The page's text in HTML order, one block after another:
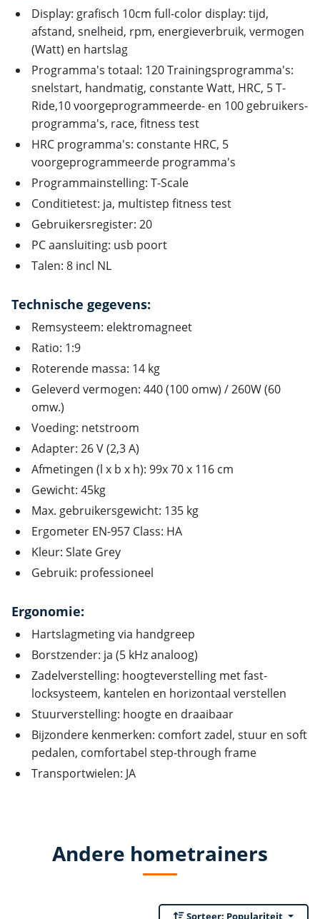
Display: grafisch 10cm full-color display: tijd,
afstand, snelheid, rpm, energieverbruik, vermogen
(Watt) en hartslag
Programma's totaal: 120 Trainingsprogramma's:
snelstart, handmatig, constante Watt, HRC, 5 T-
Ride,10 voorgeprogrammeerde- en 100 gebruikers-
programma's, race, fitness test
HRC programma's: constante HRC, 5
voorgeprogrammeerde programma's
Programmainstelling: T-Scale
Conditietest: ja, multistep fitness test
Gebruikersregister: 20
PC aansluiting: usb poort
Talen: 8 incl NL
Technische gegevens:
Remsysteem: elektromagneet
Ratio: 1:9
Roterende massa: 14 kg
Geleverd vermogen: 440 (100 omw) / 260W (60
omw.)
Voeding: netstroom
Adapter: 26 V (2,3 A)
Afmetingen (l x b x h): 99x 70 x 116 cm
Gewicht: 45kg
Max. gebruikersgewicht: 135 kg
Ergometer EN-957 Class: HA
Kleur: Slate Grey
Gebruik: professioneel
Ergonomie:
Hartslagmeting via handgreep
Borstzender: ja (5 kHz analoog)
Zadelverstelling: hoogteverstelling met fast-
locksysteem, kantelen en horizontaal verstellen
Stuurverstelling: hoogte en draaibaar
Bijzondere kenmerken: comfort zadel, stuur en soft
pedalen, comfortabel step-through frame
Transportwielen: JA
Andere hometrainers
Sorteer: Populariteit